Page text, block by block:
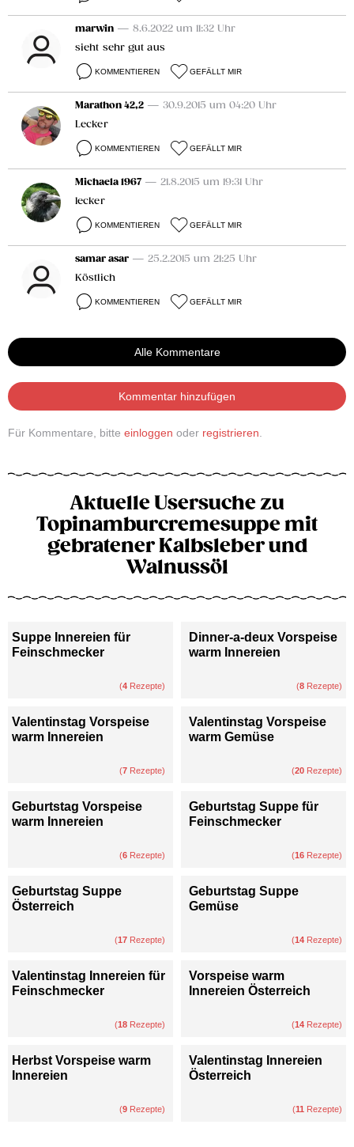
marwin — 8.6.2022 um 11:32 Uhr
sieht sehr gut aus
KOMMENTIEREN GEFÄLLT MIR
Marathon 42,2 — 30.9.2015 um 04:20 Uhr
Lecker
KOMMENTIEREN GEFÄLLT MIR
Michaela 1967 — 21.8.2015 um 19:31 Uhr
lecker
KOMMENTIEREN GEFÄLLT MIR
samar asar — 25.2.2015 um 21:25 Uhr
Köstlich
KOMMENTIEREN GEFÄLLT MIR
Alle Kommentare
Kommentar hinzufügen
Für Kommentare, bitte einloggen oder registrieren.
Aktuelle Usersuche zu
Topinamburcremesuppe mit
gebratener Kalbsleber und
Walnussöl
Suppe Innereien für
Feinschmecker
(4 Rezepte)
Dinner-a-deux Vorspeise
warm Innereien
(8 Rezepte)
Valentinstag Vorspeise
warm Innereien
(7 Rezepte)
Valentinstag Vorspeise
warm Gemüse
(20 Rezepte)
Geburtstag Vorspeise
warm Innereien
(6 Rezepte)
Geburtstag Suppe für
Feinschmecker
(16 Rezepte)
Geburtstag Suppe
Österreich
(17 Rezepte)
Geburtstag Suppe
Gemüse
(14 Rezepte)
Valentinstag Innereien für
Feinschmecker
(18 Rezepte)
Vorspeise warm
Innereien Österreich
(14 Rezepte)
Herbst Vorspeise warm
Innereien
(9 Rezepte)
Valentinstag Innereien
Österreich
(11 Rezepte)